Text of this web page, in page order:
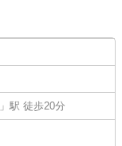
」駅 徒歩20分